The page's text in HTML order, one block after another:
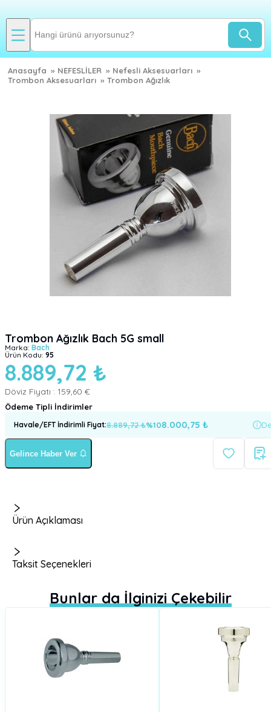
Anasayfa » NEFESLİLER » Nefesli Aksesuarları »
Trombon Aksesuarları » Trombon Ağızlık
Trombon Ağızlık Bach 5G small
Marka: Bach
Ürün Kodu: 95
8.889,72 ₺
Döviz Fiyatı : 159,60 €
Ödeme Tipli İndirimler
Havale/EFT İndirimli Fiyat:8.889,72₺%108.000,75 ₺
Gelince Haber Ver
Ürün Açıklaması
Taksit Seçenekleri
Bunlar da İlginizi Çekebilir